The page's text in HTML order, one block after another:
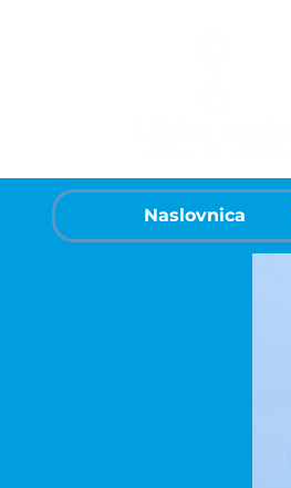
Naslovnica